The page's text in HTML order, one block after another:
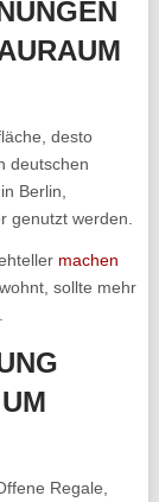
desto
deutschen
Berlin,
genutzt werden.
machen
sollte mehr
Regale,